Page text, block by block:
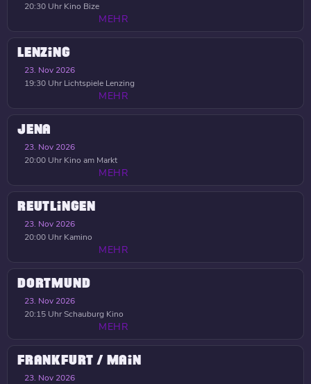
20:30 Uhr Kino Bize
MEHR
LENZING
23. Nov 2026
19:30 Uhr Lichtspiele Lenzing
MEHR
JENA
23. Nov 2026
20:00 Uhr Kino am Markt
MEHR
REUTLINGEN
23. Nov 2026
20:00 Uhr Kamino
MEHR
DORTMUND
23. Nov 2026
20:15 UhrSchauburg Kino
MEHR
FRANKFURT / MAIN
23. Nov 2026